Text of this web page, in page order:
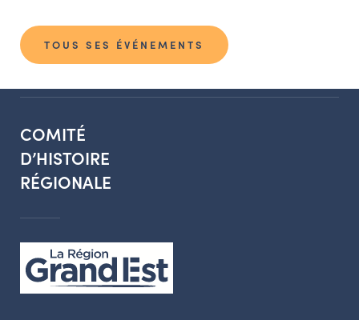
TOUS SES ÉVÉNEMENTS
COMITÉ
D’HISTOIRE
RÉGIONALE